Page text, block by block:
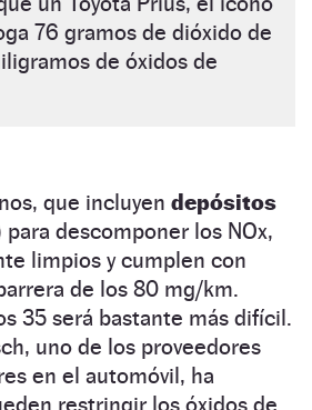
76 gramos de dióxido de
de óxidos de
que incluyen depósitos
para descomponer los NOx,
limpios y cumplen con
de los 80 mg/km.
35 será bastante más difícil.
uno de los proveedores
en el automóvil, ha